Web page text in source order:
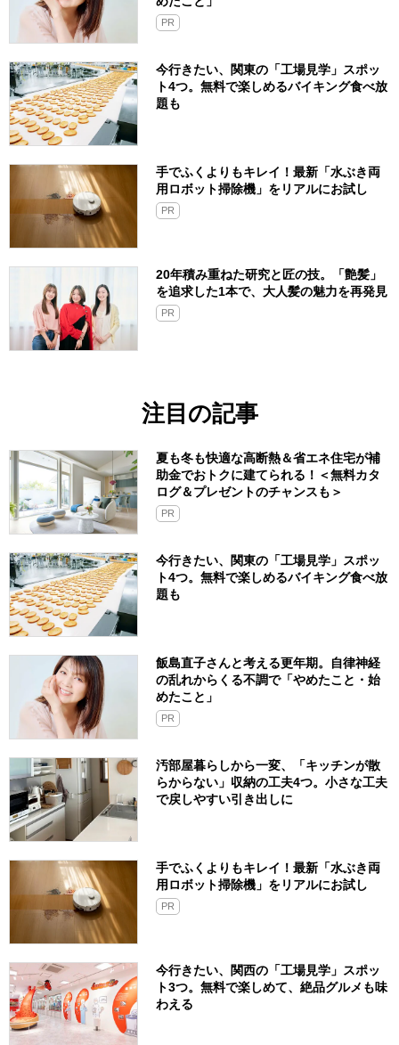
PR
今行きたい、関東の「工場見学」スポッ
ト4つ。無料で楽しめるバイキング食べ放
題も
手でふくよりもキレイ！最新「水ぶき両
用ロボット掃除機」をリアルにお試し
PR
20年積み重ねた研究と匠の技。「艶髪」
を追求した1本で、大人髪の魅力を再発見
PR
注目の記事
夏も冬も快適な高断熱＆省エネ住宅が補
助金でおトクに建てられる！＜無料カタ
ログ＆プレゼントのチャンスも＞
PR
今行きたい、関東の「工場見学」スポッ
ト4つ。無料で楽しめるバイキング食べ放
題も
飯島直子さんと考える更年期。自律神経
の乱れからくる不調で「やめたこと・始
めたこと」
PR
汚部屋暮らしから一変、「キッチンが散
らからない」収納の工夫4つ。小さな工夫
で戻しやすい引き出しに
手でふくよりもキレイ！最新「水ぶき両
用ロボット掃除機」をリアルにお試し
PR
今行きたい、関西の「工場見学」スポッ
ト3つ。無料で楽しめて、絶品グルメも味
わえる